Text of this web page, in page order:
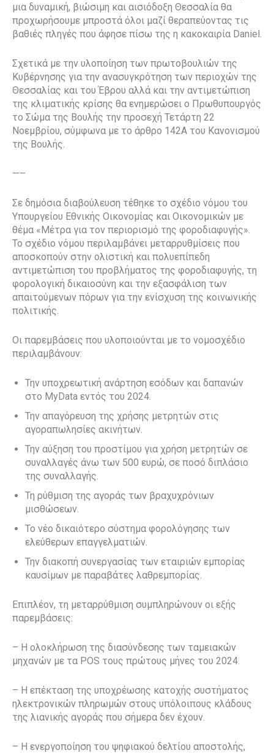
μια δυναμική, βιώσιμη και αισιόδοξη Θεσσαλία θα
προχωρήσουμε μπροστά όλοι μαζί θεραπεύοντας τις
βαθιές πληγές που άφησε πίσω της η κακοκαιρία Daniel.
Σχετικά με την υλοποίηση των πρωτοβουλιών της
Κυβέρνησης για την ανασυγκρότηση των περιοχών της
Θεσσαλίας και του Έβρου αλλά και την αντιμετώπιση
της κλιματικής κρίσης θα ενημερώσει ο Πρωθυπουργός
το Σώμα της Βουλής την προσεχή Τετάρτη 22
Νοεμβρίου, σύμφωνα με το άρθρο 142Α του Κανονισμού
της Βουλής.
—–
Σε δημόσια διαβούλευση τέθηκε το σχέδιο νόμου του
Υπουργείου Εθνικής Οικονομίας και Οικονομικών με
θέμα «Μέτρα για τον περιορισμό της φοροδιαφυγής».
Το σχέδιο νόμου περιλαμβάνει μεταρρυθμίσεις που
αποσκοπούν στην ολιστική και πολυεπίπεδη
αντιμετώπιση του προβλήματος της φοροδιαφυγής, τη
φορολογική δικαιοσύνη και την εξασφάλιση των
απαιτούμενων πόρων για την ενίσχυση της κοινωνικής
πολιτικής.
Οι παρεμβάσεις που υλοποιούνται με το νομοσχέδιο
περιλαμβάνουν:
Την υποχρεωτική ανάρτηση εσόδων και δαπανών
στο MyData εντός του 2024.
Την απαγόρευση της χρήσης μετρητών στις
αγοραπωλησίες ακινήτων.
Την αύξηση του προστίμου για χρήση μετρητών σε
συναλλαγές άνω των 500 ευρώ, σε ποσό διπλάσιο
της συναλλαγής.
Τη ρύθμιση της αγοράς των βραχυχρόνιων
μισθώσεων.
Το νέο δικαιότερο σύστημα φορολόγησης των
ελεύθερων επαγγελματιών.
Την διακοπή συνεργασίας των εταιριών εμπορίας
καυσίμων με παραβάτες λαθρεμπορίας.
Επιπλέον, τη μεταρρύθμιση συμπληρώνουν οι εξής
παρεμβάσεις:
– Η ολοκλήρωση της διασύνδεσης των ταμειακών
μηχανών με τα POS τους πρώτους μήνες του 2024.
– Η επέκταση της υποχρέωσης κατοχής συστήματος
ηλεκτρονικών πληρωμών στους υπόλοιπους κλάδους
της λιανικής αγοράς που σήμερα δεν έχουν.
– Η ενεργοποίηση του ψηφιακού δελτίου αποστολής,